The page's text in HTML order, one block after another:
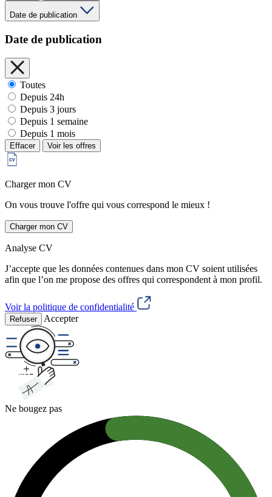
Date de publication
Date de publication
Toutes
Depuis 24h
Depuis 3 jours
Depuis 1 semaine
Depuis 1 mois
Effacer Voir les offres
Charger mon CV
On vous trouve l'offre qui vous correspond le mieux !
Charger mon CV
Analyse CV
J’accepte que les données contenues dans mon CV soient utilisées
afin que l’on me propose des offres qui correspondent à mon profil.
Voir la politique de confidentialité
Refuser Accepter
Ne bougez pas